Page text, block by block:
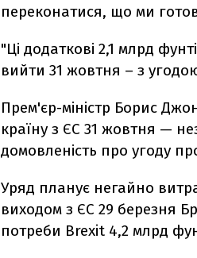
переконатися, що ми
"Ці додаткові 2,1 млрд
вийти 31 жовтня – з
Прем'єр-міністр Борис
країну з ЄС 31 жовтня —
домовленість про угоду
Уряд планує негайно
виходом з ЄС 29 березня
потреби Brexit 4,2 млрд